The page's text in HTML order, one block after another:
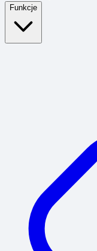
Funkcje